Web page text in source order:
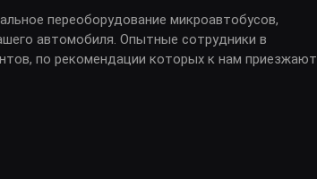
переоборудование микроавтобусов,
автомобиля. Опытные сотрудники в
по рекомендации которых к нам приезжают